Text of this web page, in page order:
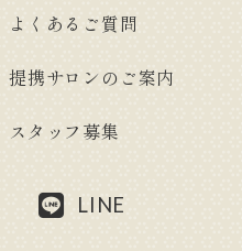
よくあるご質問
提携サロンのご案内
スタッフ募集
LINE